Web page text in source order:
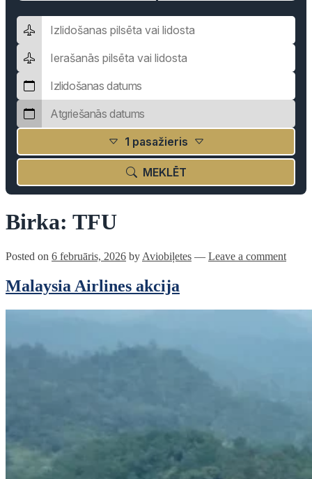
1 pasažieris
MEKLĒT
Birka: TFU
Posted on 6 februāris, 2026 by Aviobiļetes — Leave a comment
Malaysia Airlines akcija